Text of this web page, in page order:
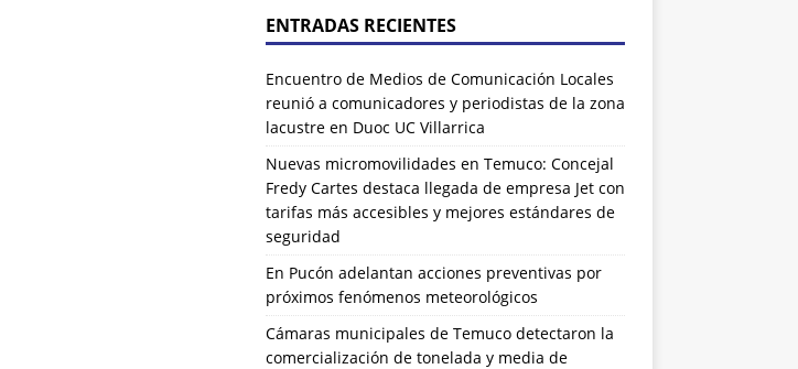
ENTRADAS RECIENTES
Encuentro de Medios de Comunicación Locales
reunió a comunicadores y periodistas de la zona
lacustre en Duoc UC Villarrica
Nuevas micromovilidades en Temuco: Concejal
Fredy Cartes destaca llegada de empresa Jet con
tarifas más accesibles y mejores estándares de
seguridad
En Pucón adelantan acciones preventivas por
próximos fenómenos meteorológicos
Cámaras municipales de Temuco detectaron la
comercialización de tonelada y media de